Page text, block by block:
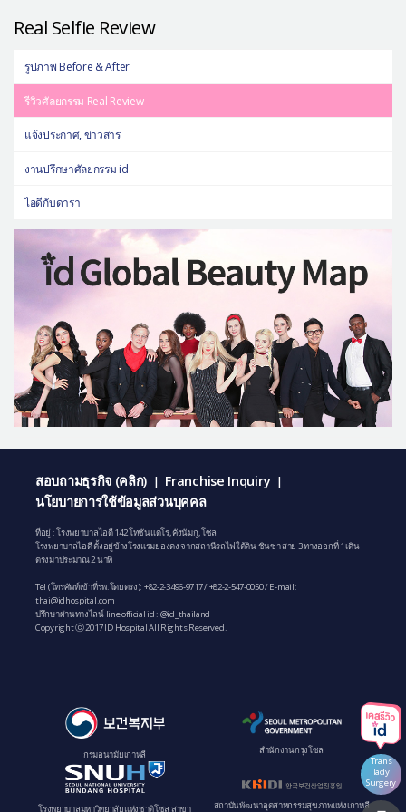
Real Selfie Review
รูปภาพ Before & After
รีวิวศัลยกรรม Real Review
แจ้งประกาศ, ข่าวสาร
งานปรึกษาศัลยกรรม id
ไอดีกับดารา
สอบถามธุรกิจ (คลิก) | Franchise Inquiry |
นโยบายการใช้ข้อมูลส่วนบุคคล
ที่อยู่ : โรงพยาบาลไอดี 142 โทซันแดโร, คังนัมกู, โซล
โรงพยาบาลไอดี ตั้งอยู่ข้างโรงแรมยองดง จากสถานีรถไฟใต้ดิน ชินซา สาย 3 ทางออกที่ 1 เดิน
ตรงมาประมาณ 2 นาที
Tel (โทรศัพท์เข้าที่รพ.โดยตรง): +82-2-3496-9717/+82-2-547-0050/ E-mail:
thai@idhospital.com
ปรึกษาผ่านทางไลน์ line official id : @id_thailand
Copyright ⓒ 2017 ID Hospital All Rights Reserved.
กรมอนามัยเกาหลี สํานักงานกรุงโซล
โรงพยาบาลมหาวิทยาลัยแห่งชาติโซล สาขา สถาบันพัฒนาอุตสาหกรรมสุขภาพแห่งเกาหลี
Trans
lady
Surgery